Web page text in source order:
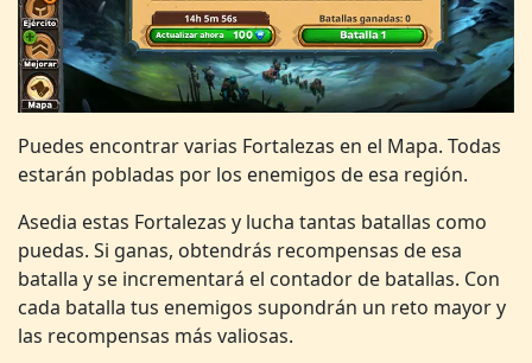
Puedes encontrar varias Fortalezas en el Mapa. Todas
estarán pobladas por los enemigos de esa región.
Asedia estas Fortalezas y lucha tantas batallas como
puedas. Si ganas, obtendrás recompensas de esa
batalla y se incrementará el contador de batallas. Con
cada batalla tus enemigos supondrán un reto mayor y
las recompensas más valiosas.